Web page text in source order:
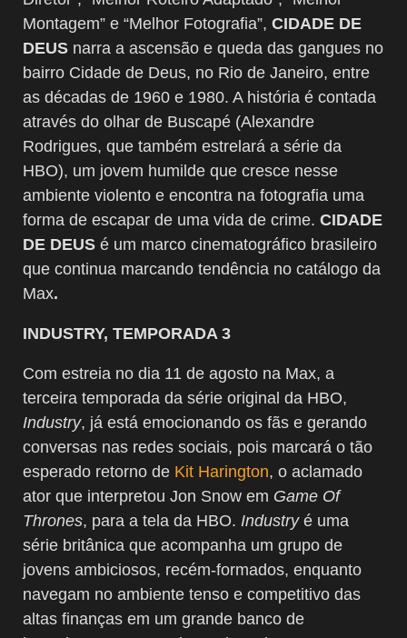
Montagem” e “Melhor Fotografia”, CIDADE DE
DEUS narra a ascensão e queda das gangues no
bairro Cidade de Deus, no Rio de Janeiro, entre
as décadas de 1960 e 1980. A história é contada
através do olhar de Buscapé (Alexandre
Rodrigues, que também estrelará a série da
HBO), um jovem humilde que cresce nesse
ambiente violento e encontra na fotografia uma
forma de escapar de uma vida de crime. CIDADE
DE DEUS é um marco cinematográfico brasileiro
que continua marcando tendência no catálogo da
Max.
INDUSTRY, TEMPORADA 3
Com estreia no dia 11 de agosto na Max, a
terceira temporada da série original da HBO,
Industry, já está emocionando os fãs e gerando
conversas nas redes sociais, pois marcará o tão
esperado retorno de Kit Harington, o aclamado
ator que interpretou Jon Snow em Game Of
Thrones, para a tela da HBO. Industryé uma
série britânica que acompanha um grupo de
jovens ambiciosos, recém-formados, enquanto
navegam no ambiente tenso e competitivo das
altas finanças em um grande banco de